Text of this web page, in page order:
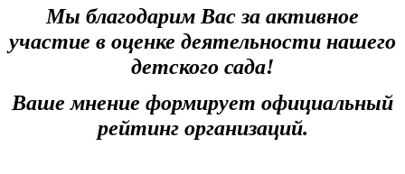
Мы благодарим Вас за активное
участие в оценке деятельности нашего
детского сада!
Ваше мнение формирует официальный
рейтинг организаций.